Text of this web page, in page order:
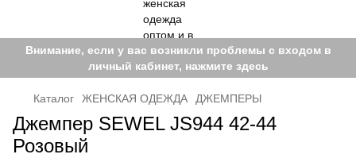
Внимание, если у вас возникли проблемы с входом в
личный кабинет, нажмите здесь
Каталог ЖЕНСКАЯ ОДЕЖДА ДЖЕМПЕРЫ
Джемпер SEWEL JS944 42-44
Розовый